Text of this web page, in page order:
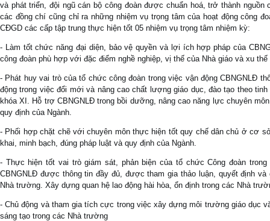
và phát triển, đội ngũ cán bộ công đoàn được chuẩn hoá, trở thành
các đồng chí cũng chỉ ra những nhiệm vụ trọng tâm của hoạt động công
CĐGD các cấp tập trung thực hiện tốt 05 nhiệm vụ trọng tâm nhiệm kỳ:
- Làm tốt chức năng đại diện, bảo vệ quyền và lợi ích hợp pháp của
công đoàn phù hợp với đặc điểm nghề nghiệp, vị thế của Nhà giáo và xu
- Phát huy vai trò của tổ chức công đoàn trong việc vận động CBNGNLĐ
động trong việc đổi mới và nâng cao chất lượng giáo dục, đào tạo theo
khóa XI. Hỗ trợ CBNGNLĐ trong bồi dưỡng, nâng cao năng lực chuyên
quy định của Ngành.
- Phối hợp chặt chẽ với chuyên môn thực hiện tốt quy chế dân chủ ở cơ
khai, minh bạch, đúng pháp luật và quy định của Ngành.
- Thực hiện tốt vai trò giám sát, phản biện của tổ chức Công đoàn
CBNGNLĐ được thông tin đầy đủ, được tham gia thảo luận, quyết định
Nhà trường. Xây dựng quan hệ lao động hài hòa, ổn định trong các Nhà
- Chủ động và tham gia tích cực trong việc xây dựng môi trường giáo dục
sáng tạo trong các Nhà trường